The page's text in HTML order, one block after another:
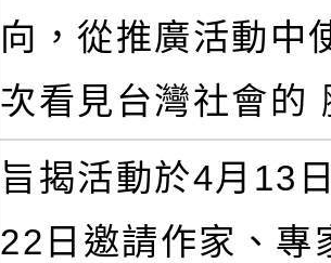
向，從推廣活動中
次看見台灣社會的
旨揭活動於4月13
22日邀請作家、專